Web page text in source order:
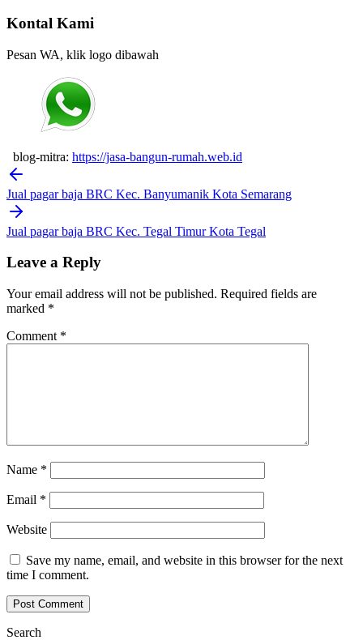
Kontal Kami
Pesan WA, klik logo dibawah
blog-mitra: https://jasa-bangun-rumah.web.id
Post
navigation
Jual pagar baja BRC Kec. Banyumanik Kota Semarang
Jual pagar baja BRC Kec. Tegal Timur Kota Tegal
Leave a Reply
Your email address will not be published. Required fields are
marked *
Comment *
Name *
Email *
Website
Save my name, email, and website in this browser for the next
time I comment.
Search